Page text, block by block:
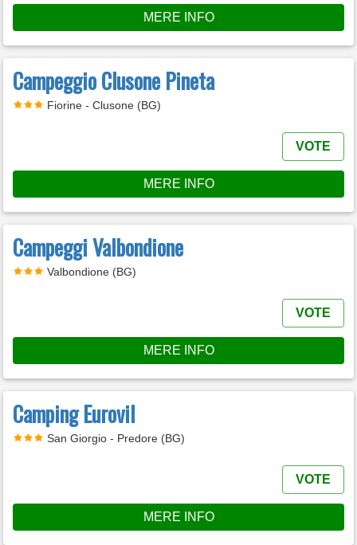
MERE INFO
Campeggio Clusone Pineta
Fiorine - Clusone (BG)
VOTE
MERE INFO
Campeggi Valbondione
Valbondione (BG)
VOTE
MERE INFO
Camping Eurovil
San Giorgio - Predore (BG)
VOTE
MERE INFO